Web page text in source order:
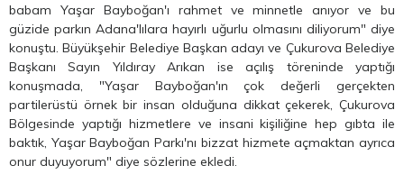
babam Yaşar Bayboğan'ı rahmet ve minnetle anıyor ve bu
güzide parkın Adana'lılara hayırlı uğurlu olmasını diliyorum" diye
konuştu. Büyükşehir Belediye Başkan adayı ve Çukurova Belediye
Başkanı Sayın Yıldıray Arıkan ise açılış töreninde yaptığı
konuşmada, "Yaşar Bayboğan'ın çok değerli gerçekten
partilerüstü örnek bir insan olduğuna dikkat çekerek, Çukurova
Bölgesinde yaptığı hizmetlere ve insani kişiliğine hep gıbta ile
baktık, Yaşar Bayboğan Parkı'nı bizzat hizmete açmaktan ayrıca
onur duyuyorum" diye sözlerine ekledi.